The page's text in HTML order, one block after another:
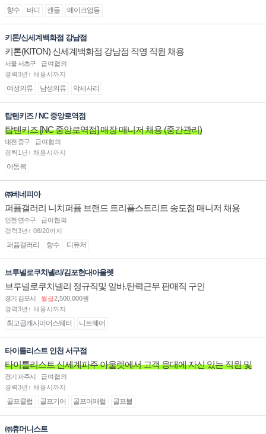
향수 바디 캔들 메이크업등
키톤/신세계백화점 강남점
키톤(KITON) 신세계백화점 강남점 직영 직원 채용
서울 서초구
급여협의
경력3년↑ 채용시까지
여성의류 남성의류 악세사리
탑텐키즈 / NC 중앙로역점
탑텐키즈 [NC 중앙로역점] 매장 매니저 채용 (중간관리)
대전 중구
급여협의
경력1년↑ 채용시까지
아동복
㈜베네피아
퍼퓸갤러리 니치퍼퓸 브랜드 트리플스트리트 송도점 매니저 채용
인천 연수구
급여협의
경력3년↑ 08/20까지
퍼퓸갤러리 향수 디퓨저
브루넬로쿠치넬리/김포현대아울렛
브루넬로쿠치넬리 정규직및 알바.탄력근무 판매직 구인
경기 김포시 월급2,500,000원
경력3년↑ 채용시까지
최고급캐시미어스웨터 니트웨어
타이틀리스트 인천 서구점
타이틀리스트 신세계파주 아울렛에서 고객 응대에 자신 있는 직원 및
주말 알바 고정 직원분을 구인합니다.
경기 파주시
급여협의
경력3년↑ 채용시까지
골프클럽 골프기어 골프어패럴 골프볼
㈜휴머니스트